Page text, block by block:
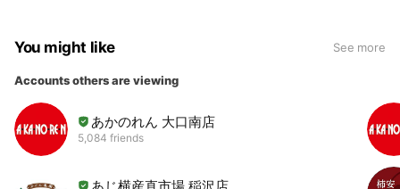
You might like See more
Accounts others are viewing
あかのれん 大口南店
5,084 friends